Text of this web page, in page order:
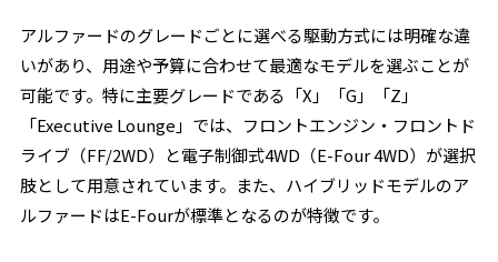
アルファードのグレードごとに選べる駆動方式には明確な違
いがあり、用途や予算に合わせて最適なモデルを選ぶことが
可能です。特に主要グレードである「X」「G」「Z」
「Executive Lounge」では、フロントエンジン・フロントド
ライブ（FF/2WD）と電子制御式4WD（E-Four 4WD）が選択
肢として用意されています。また、ハイブリッドモデルのア
ルファードはE-Fourが標準となるのが特徴です。